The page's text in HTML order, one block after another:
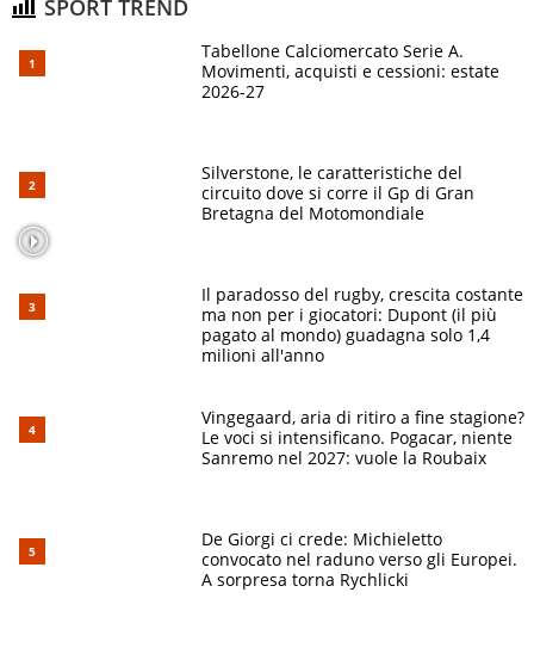
SPORT TREND
Tabellone Calciomercato Serie A.
Movimenti, acquisti e cessioni: estate
2026-27
Silverstone, le caratteristiche del
circuito dove si corre il Gp di Gran
Bretagna del Motomondiale
Il paradosso del rugby, crescita costante
ma non per i giocatori: Dupont (il più
pagato al mondo) guadagna solo 1,4
milioni all'anno
Vingegaard, aria di ritiro a fine stagione?
Le voci si intensificano. Pogacar, niente
Sanremo nel 2027: vuole la Roubaix
De Giorgi ci crede: Michieletto
convocato nel raduno verso gli Europei.
A sorpresa torna Rychlicki